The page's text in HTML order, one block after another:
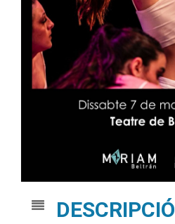
DESCRIPCIÓ